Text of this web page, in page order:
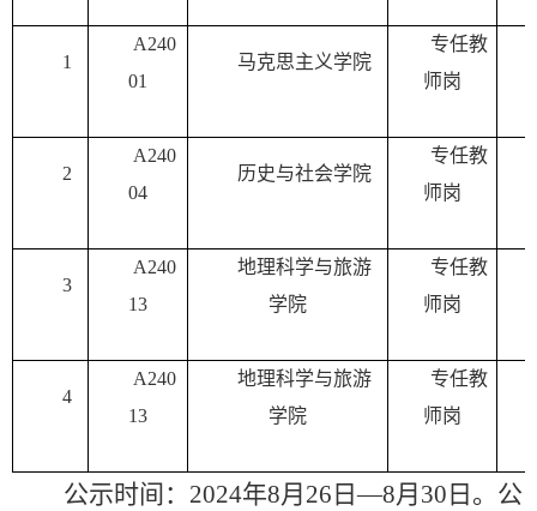
1
A240
01
马克思主义学院
专任教
师岗
2
A240
04
历史与社会学院
专任教
师岗
3
A240
13
地理科学与旅游
学院
专任教
师岗
4
A240
13
地理科学与旅游
学院
专任教
师岗
公示时间： 2024年8月 26 日—8月 30 日。公